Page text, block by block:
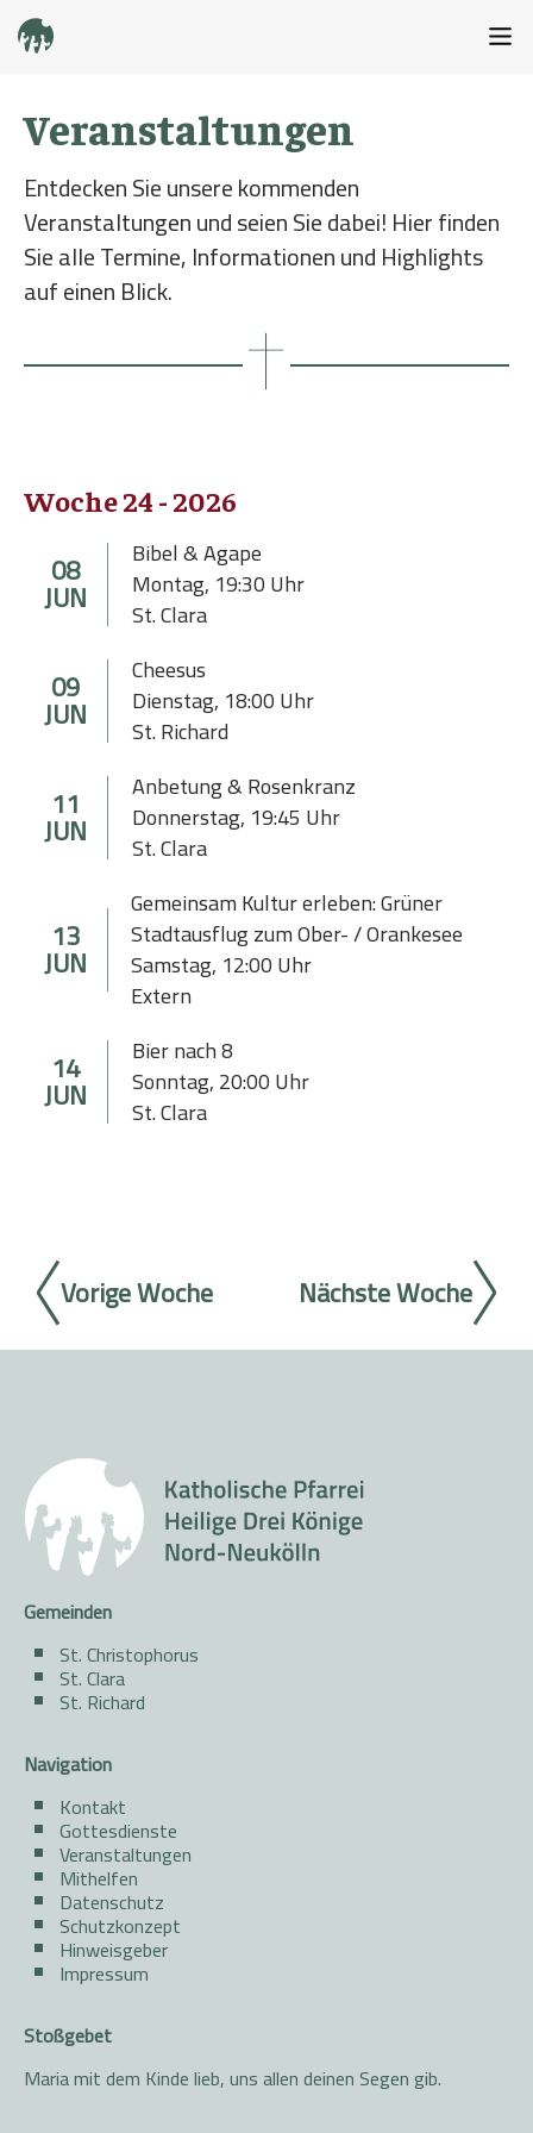
Veranstaltungen
Entdecken Sie unsere kommenden
Veranstaltungen und seien Sie dabei! Hier finden
Sie alle Termine, Informationen und Highlights
auf einen Blick.
Woche 24 - 2026
08
JUN
Bibel & Agape
Montag, 19:30Uhr
St. Clara
09
JUN
Cheesus
Dienstag, 18:00Uhr
St. Richard
11
JUN
Anbetung & Rosenkranz
Donnerstag, 19:45 Uhr
St. Clara
13
JUN
Gemeinsam Kultur erleben: Grüner
Stadtausflug zum Ober- / Orankesee
Samstag, 12:00Uhr
Extern
14
JUN
Bier nach 8
Sonntag,20:00Uhr
St. Clara
Vorige Woche Nächste Woche
Gemeinden
St. Christophorus
St. Clara
St. Richard
Navigation
Kontakt
Gottesdienste
Veranstaltungen
Mithelfen
Datenschutz
Schutzkonzept
Hinweisgeber
Impressum
Stoßgebet
Maria mit dem Kinde lieb, uns allen deinen Segen gib.